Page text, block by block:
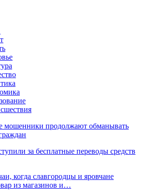
мошенники продолжают обманывать
за бесплатные переводы средств
когда славгородцы и яровчане
из магазинов и…